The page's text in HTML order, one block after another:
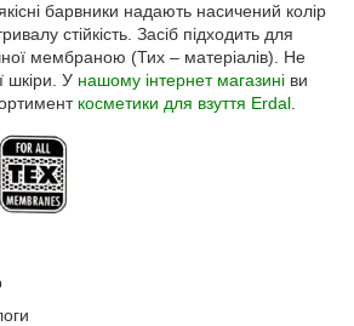
барвники надають насичений колір
стійкість. Засіб підходить для
мембраною (Тих – матеріалів). Не
шкіри. У нашому інтернет магазині ви
косметики для взуття Erdal.